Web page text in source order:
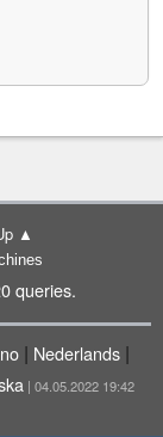
▲
queries.
| Nederlands |
| 04.05.2022 19:42